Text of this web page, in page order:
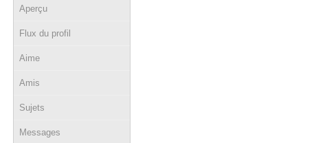
Aperçu
Flux du profil
Aime
Amis
Sujets
Messages